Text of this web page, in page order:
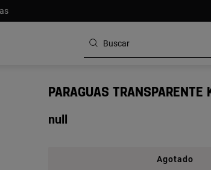
PARAGUAS TRANSPARENTE
null
Agotado